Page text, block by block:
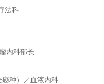
法科
内科部长
癌种）／血液内科